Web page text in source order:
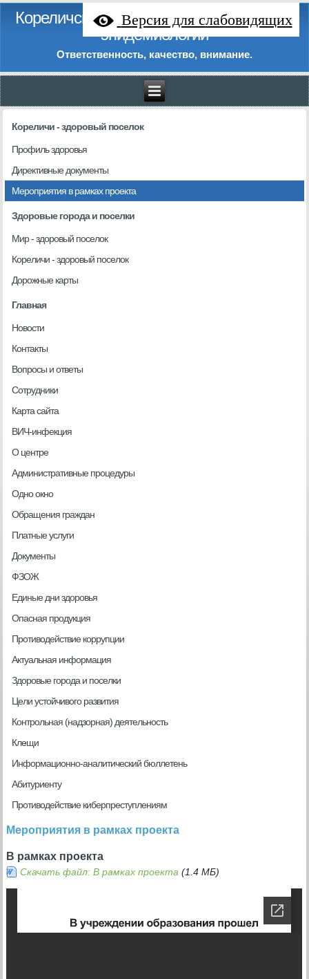
Версия для слабовидящих
Кореличский районный центр гигиены и
эпидемиологии
Ответственность, качество, внимание.
Кореличи - здоровый поселок
Профиль здоровья
Директивные документы
Мероприятия в рамках проекта
Здоровые города и поселки
Мир - здоровый поселок
Кореличи - здоровый поселок
Дорожные карты
Главная
Новости
Контакты
Вопросы и ответы
Сотрудники
Карта сайта
ВИЧ-инфекция
О центре
Административные процедуры
Одно окно
Обращения граждан
Платные услуги
Документы
ФЗОЖ
Единые дни здоровья
Опасная продукция
Противодействие коррупции
Актуальная информация
Здоровые города и поселки
Цели устойчивого развития
Контрольная (надзорная) деятельность
Клещи
Информационно-аналитический бюллетень
Абитуриенту
Противодействие киберпреступлениям
Мероприятия в рамках проекта
В рамках проекта
Скачать файл: В рамках проекта (1.4 МБ)